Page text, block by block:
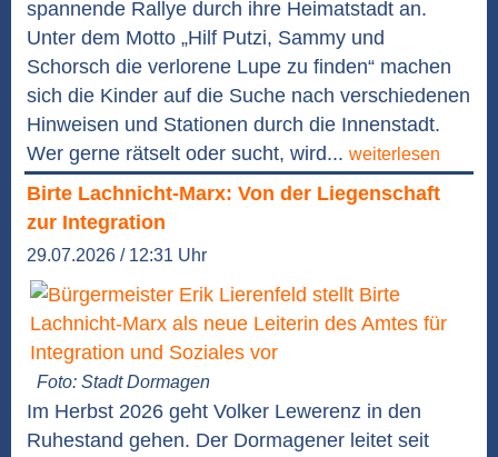
spannende Rallye durch ihre Heimatstadt an.
Unter dem Motto „Hilf Putzi, Sammy und
Schorsch die verlorene Lupe zu finden“ machen
sich die Kinder auf die Suche nach verschiedenen
Hinweisen und Stationen durch die Innenstadt.
Wer gerne rätselt oder sucht, wird... weiterlesen
Birte Lachnicht-Marx: Von der Liegenschaft
zur Integration
29.07.2026 / 12:31 Uhr
Foto: Stadt Dormagen
Im Herbst 2026 geht Volker Lewerenz in den
Ruhestand gehen. Der Dormagener leitet seit